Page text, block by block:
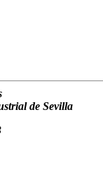
de Sevilla